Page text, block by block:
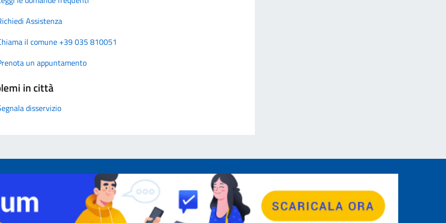
Assistenza
il comune +39 035 810051
un appuntamento
in città
disservizio